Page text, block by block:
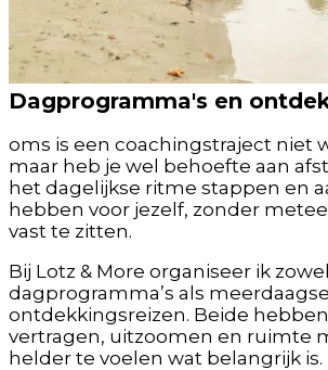
Dagprogramma's en
oms is een coachingstraject niet
maar heb je wel behoefte aan
het dagelijkse ritme stappen en
hebben voor jezelf, zonder
vast te zitten.
Bij Lotz & More organiseer ik zowel
dagprogramma’s als meerdaagse
ontdekkingsreizen. Beide
vertragen, uitzoomen en ruimte
helder te voelen wat belangrijk is.